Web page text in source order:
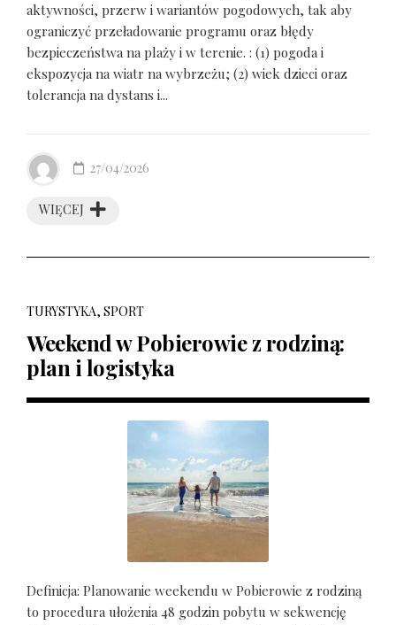
aktywności, przerw i wariantów pogodowych, tak aby
ograniczyć przeładowanie programu oraz błędy
bezpieczeństwa na plaży i w terenie. : (1) pogoda i
ekspozycja na wiatr na wybrzeżu; (2) wiek dzieci oraz
tolerancja na dystans i...
WIĘCEJ
27/04/2026
TURYSTYKA, SPORT
Weekend w Pobierowie z rodziną:
plan i logistyka
Definicja: Planowanie weekendu w Pobierowie z rodziną
to procedura ułożenia 48 godzin pobytu w sekwencję